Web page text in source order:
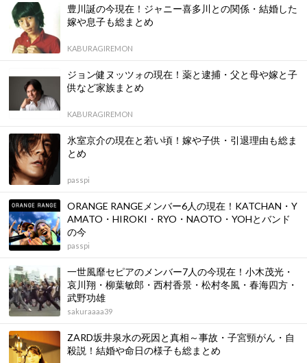
豊川誕の今現在！ジャニー喜多川との関係・結婚した
嫁や息子も総まとめ
KABURAGIREMON
ジョン健ヌッツォの現在！薬と逮捕・父と母や嫁と子
供など家族まとめ
KABURAGIREMON
氷室京介の現在と若い頃！嫁や子供・引退理由も総ま
とめ
passpi
ORANGE RANGEメンバー6人の現在！KATCHAN・Y
AMATO・HIROKI・RYO・NAOTO・YOHとバンド
の今
passpi
一世風靡セピアのメンバー7人の今現在！小木茂光・
哀川翔・柳葉敏郎・西村香景・松村冬風・春海四方・
武野功雄
sakuraaaa39
ZARD坂井泉水の死因と真相～事故・子宮頸がん・自
殺説！結婚や命日の様子も総まとめ